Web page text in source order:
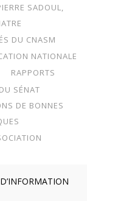
SADOUL,
DU CNASM
NATIONALE
RAPPORTS
SÉNAT
DE BONNES